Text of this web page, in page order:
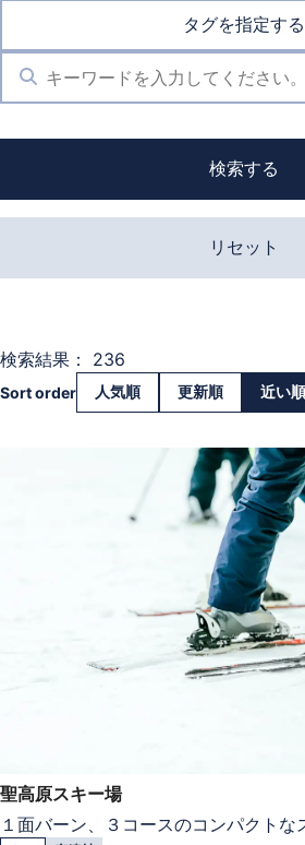
タグを指定する
検索する
リセット
検索結果： 236
Sort order 人気順 更新順 近い順
聖高原スキー場
１面バーン、３コースのコンパクトな